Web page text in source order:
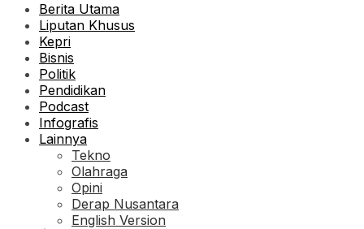
Berita Utama
Liputan Khusus
Kepri
Bisnis
Politik
Pendidikan
Podcast
Infografis
Lainnya
Tekno
Olahraga
Opini
Derap Nusantara
English Version